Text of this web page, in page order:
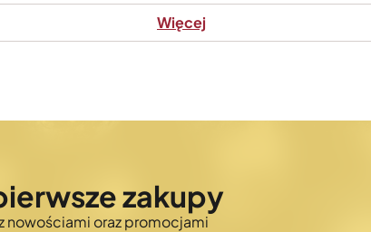
Więcej
zakupy
nowościami oraz promocjami